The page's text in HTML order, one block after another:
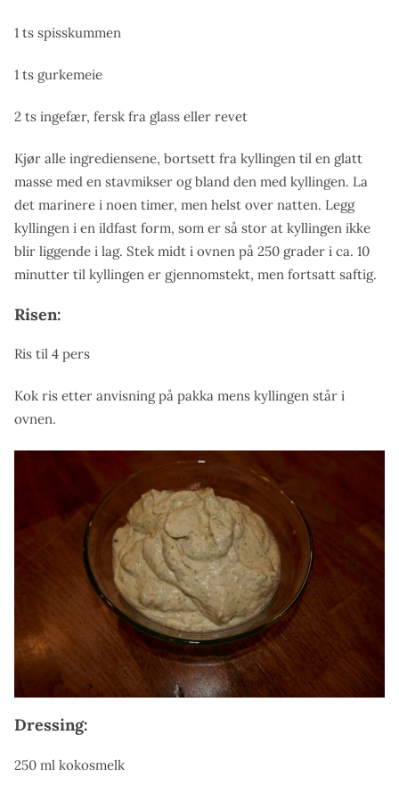
1 ts spisskummen
1 ts gurkemeie
2 ts ingefær, fersk fra glass eller revet
Kjør alle ingrediensene, bortsett fra kyllingen til en glatt
masse med en stavmikser og bland den med kyllingen. La
det marinere i noen timer, men helst over natten. Legg
kyllingen i en ildfast form, som er så stor at kyllingen ikke
blir liggende i lag. Stek midt i ovnen på 250 grader i ca. 10
minutter til kyllingen er gjennomstekt, men fortsatt saftig.
Risen:
Ris til 4 pers
Kok ris etter anvisning på pakka mens kyllingen står i
ovnen.
Dressing:
250 ml kokosmelk